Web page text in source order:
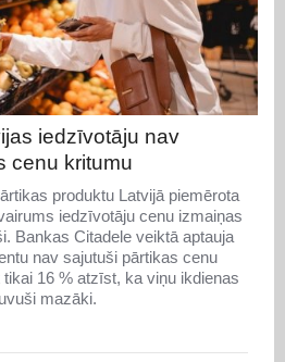
iedzīvotāju nav
cenu kritumu
produktu Latvijā piemērota
iedzīvotāju cenu izmaiņas
Bankas Citadele veiktā aptauja
nav sajutuši pārtikas cenu
16 % atzīst, ka viņu ikdienas
mazāki.